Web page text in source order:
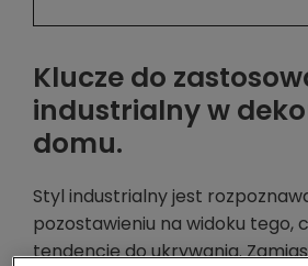
Klucze do
industrialny w
domu.
Styl industrialny jest
pozostawieniu na widoku tego,
tendencję do ukrywania.